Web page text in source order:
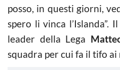
posso, in questi giorni,
spero li vinca l’Islanda”.
leader della Lega
squadra per cui fa il tifo ai